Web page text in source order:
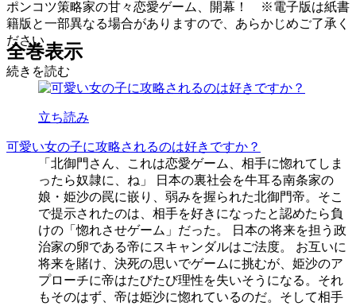
ポンコツ策略家の甘々恋愛ゲーム、開幕！ ※電子版は紙書
籍版と一部異なる場合がありますので、あらかじめご了承く
ださい
続きを読む
全巻表示
立ち読み
可愛い女の子に攻略されるのは好きですか？
「北御門さん、これは恋愛ゲーム、相手に惚れてしま
ったら奴隷に、ね」 日本の裏社会を牛耳る南条家の
娘・姫沙の罠に嵌り、弱みを握られた北御門帝。そこ
で提示されたのは、相手を好きになったと認めたら負
けの「惚れさせゲーム」だった。 日本の将来を担う政
治家の卵である帝にスキャンダルはご法度。 お互いに
将来を賭け、決死の思いでゲームに挑むが、姫沙のア
プローチに帝はたびたび理性を失いそうになる。それ
もそのはず、帝は姫沙に惚れているのだ。そして相手